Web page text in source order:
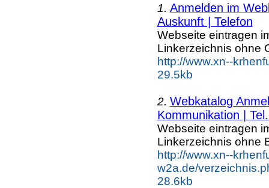
1. Anmelden im
Auskunft | Telefon
Webseite eintragen
Linkerzeichnis ohne
http://www.xn--
29.5kb
2. Webkatalog
Kommunikation |
Webseite eintragen
Linkerzeichnis ohne
http://www.xn--
w2a.de/
28.6kb